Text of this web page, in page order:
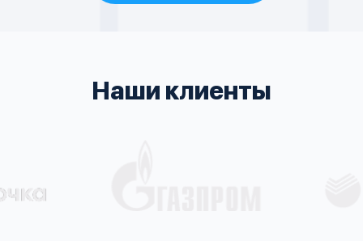
Наши клиенты